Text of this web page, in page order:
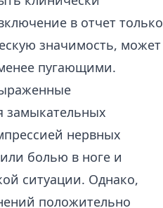
в отчет только
значимость, может
пугающими.
замыкательных
нервных
болью в ноге и
ситуации. Однако,
положительно